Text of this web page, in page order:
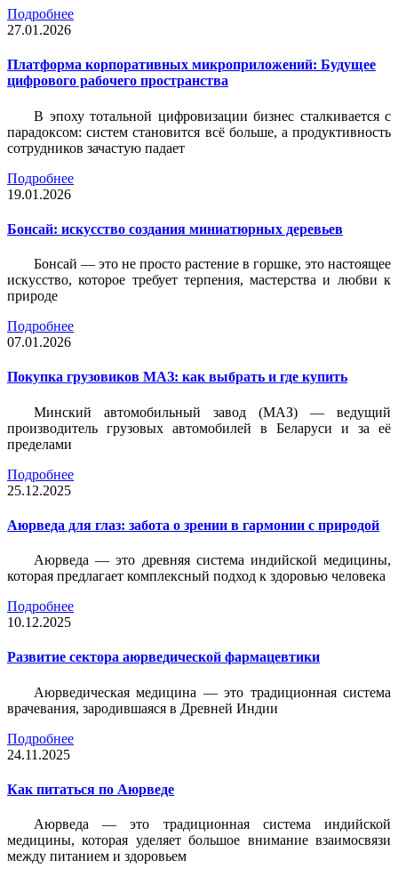
Подробнее
27.01.2026
Платформа корпоративных микроприложений: Будущее
цифрового рабочего пространства
В эпоху тотальной цифровизации бизнес сталкивается с
парадоксом: систем становится всё больше, а продуктивность
сотрудников зачастую падает
Подробнее
19.01.2026
Бонсай: искусство создания миниатюрных деревьев
Бонсай — это не просто растение в горшке, это настоящее
искусство, которое требует терпения, мастерства и любви к
природе
Подробнее
07.01.2026
Покупка грузовиков МАЗ: как выбрать и где купить
Минский автомобильный завод (МАЗ) — ведущий
производитель грузовых автомобилей в Беларуси и за её
пределами
Подробнее
25.12.2025
Аюрведа для глаз: забота о зрении в гармонии с природой
Аюрведа — это древняя система индийской медицины,
которая предлагает комплексный подход к здоровью человека
Подробнее
10.12.2025
Развитие сектора аюрведической фармацевтики
Аюрведическая медицина — это традиционная система
врачевания, зародившаяся в Древней Индии
Подробнее
24.11.2025
Как питаться по Аюрведе
Аюрведа — это традиционная система индийской
медицины, которая уделяет большое внимание взаимосвязи
между питанием и здоровьем